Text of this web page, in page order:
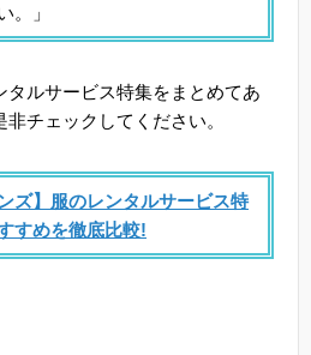
。」
タルサービス特集をまとめてあ
チェックしてください。
ズ】服のレンタルサービス特
すめを徹底比較!